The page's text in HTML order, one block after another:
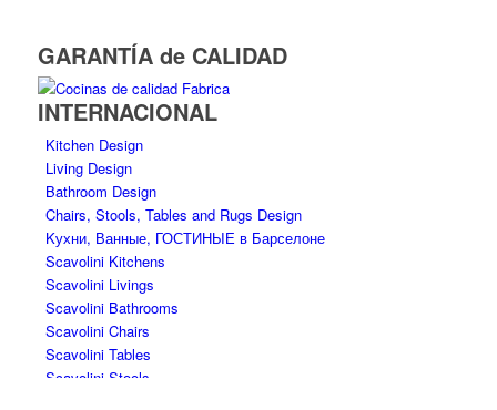
GARANTÍA de CALIDAD
INTERNACIONAL
Kitchen Design
Living Design
Bathroom Design
Chairs, Stools, Tables and Rugs Design
Kухни, Ванные, ГОСТИНЫЕ в Барселоне
Scavolini Kitchens
Scavolini Livings
Scavolini Bathrooms
Scavolini Chairs
Scavolini Tables
Scavolini Stools